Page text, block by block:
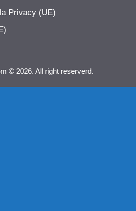
Privacy (UE)
© 2026. All right reserverd.